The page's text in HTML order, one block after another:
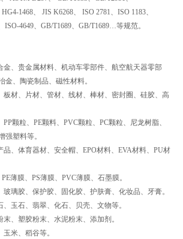
1468、 JIS K6268、 ISO 2781、ISO 1183、
ISO-4649、GB/T1689、GB/T1689…等规范。
金、贵金属材料、机动车零部件、航空航天器零部
金、陶瓷制品、磁性材料。
板材、片材、管材、线材、棒材、密封圈、硅胶、高
颗粒、PE颗料、PVC颗粒、PC颗粒、尼龙树脂、
强塑料等。
品、体育器材、安全帽、EPO材料、EVA材料、PU材
薄膜、PS薄膜、PVC薄膜、石墨膜。
璃胶、保护胶、固化胶、护肤膏、化妆品、牙膏。
玉石、翡翠、化石、贝壳、文物等。
、塑胶粉末、水泥粉末、添加剂。
米、稻谷等。